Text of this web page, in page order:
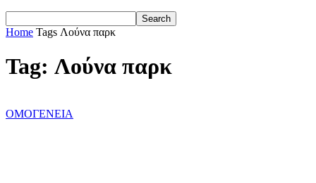
Home Tags Λούνα παρκ
Tag: Λούνα παρκ
ΟΜΟΓΕΝΕΙΑ